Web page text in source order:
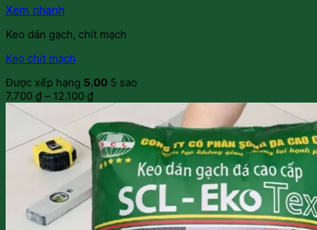
Xem nhanh
Keo dán gạch, chít mạch
Keo chít mạch
Được xếp hạng 5.00 5 sao
7.700 ₫ – 12.100 ₫